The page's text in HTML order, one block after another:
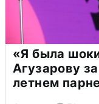
«Я была
Агузарову
летнем